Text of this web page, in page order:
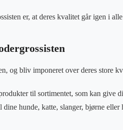
er, at deres kvalitet går igen i
og bliv imponeret over deres store
til sortimentet, som kan give
hunde, katte, slanger, bjørne